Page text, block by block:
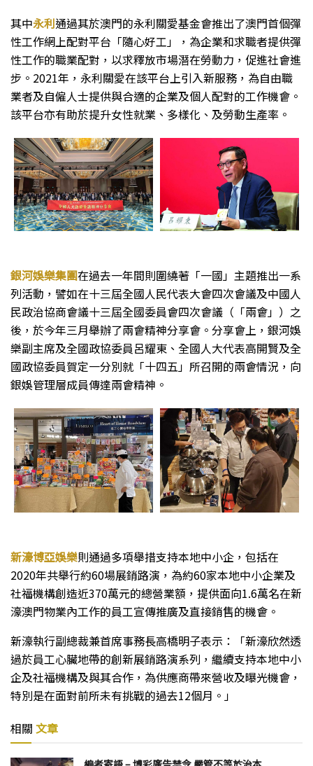
其中永利通過其於澳門的永利關愛基金會推出了澳門首個彈
性工作網上配對平台「隨心好工」，為企業和求職者提供彈
性工作的職業配對，以求釋放市場潛在勞動力，促進社會進
步。2021年，永利關愛在該平台上引入新服務，為自由職
業者及自僱人士提供與合適的企業及個人配對的工作機會。
該平台亦有助於提升女性就業、多樣化、及勞動生產率。
銀河娛樂集團在過去一年間則圍繞著「一國」主題推出一系
列活動，譬如在十三屆全國人民代表大會四次會議及中國人
民政治協商會議十三屆全國委員會四次會議（「兩會」）之
後，於今年三月舉辦了兩會精神分享會。分享會上，銀河娛
樂副主席及全國政協委員呂耀東、全國人大代表高開賢及全
國政協委員賀定一分別就「十四五」所召開的兩會情況，向
銀娛管理層成員傳達兩會精神。
新濠博亞娛樂則通過多項舉措支持本地中小企，包括在
2020年共舉行約60場展銷路演，為約60家本地中小企業及
社福機構創造近370萬元的總營業額，提供面向1.6萬名在新
濠澳門物業內工作的員工宣傳推廣及直接銷售的機會。
新濠執行副總裁兼首席事務長高橋明子表示：「新濠欣然透
過於員工心臟地帶的創新展銷路演系列，繼續支持本地中小
企及社福機構及與其合作，為供應商帶來營收及曝光機會，
特別是在面對前所未有挑戰的過去12個月。」
相關 文章